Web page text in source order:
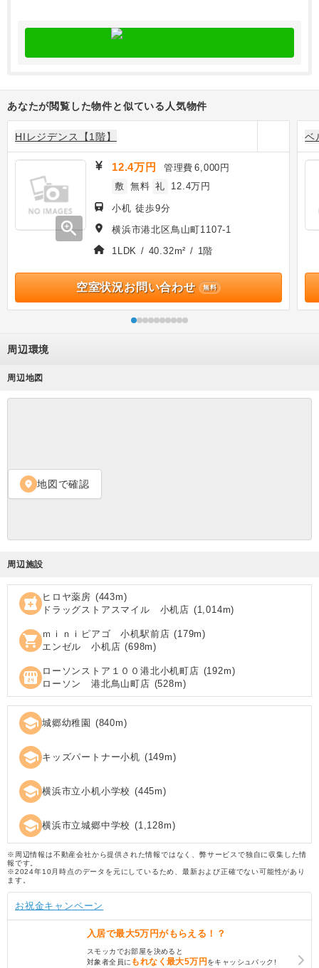
あなたが閲覧した物件と似ている人気物件
HIレジデンス【1階】
zoom_in
12.4万円 管理費 6,000円
敷 無料 礼 12.4万円
小机 徒歩9分
横浜市港北区鳥山町1107-1
1LDK / 40.32m² / 1階
空室状況お問い合わせ 無料
ベ
周辺環境
周辺地図
location_on 地図で確認
周辺施設
local_pharmacy ヒロヤ薬房 (443m)
ドラッグストアスマイル 小机店 (1,014m)
shopping_cart ｍｉｎｉピアゴ 小机駅前店 (179m)
エンゼル 小机店 (698m)
local_convenience_store ローソンストア１００港北小机町店 (192m)
ローソン 港北鳥山町店 (528m)
school 城郷幼稚園 (840m)
school キッズパートナー小机 (149m)
school 横浜市立小机小学校 (445m)
school 横浜市立城郷中学校 (1,128m)
※周辺情報は不動産会社から提供された情報ではなく、弊サービスで独自に収集した情
報です。
※2024年10月時点のデータを元にしているため、最新および正確でない可能性があり
ます。
お祝金キャンペーン
入居で最大5万円がもらえる！？
スモッカでお部屋を決めると
対象者全員に もれなく最大5万円 をキャッシュバック!